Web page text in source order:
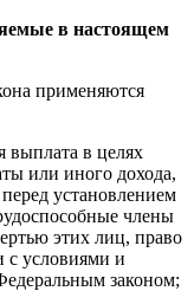
в настоящем
применяются
выплата в целях
или иного дохода,
установлением
члены
этих лиц, право
с условиями и
законом;